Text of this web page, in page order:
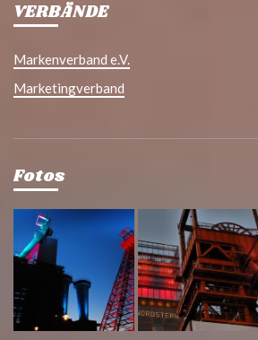
VERBÄNDE
Markenverband e.V.
Marketingverband
Fotos